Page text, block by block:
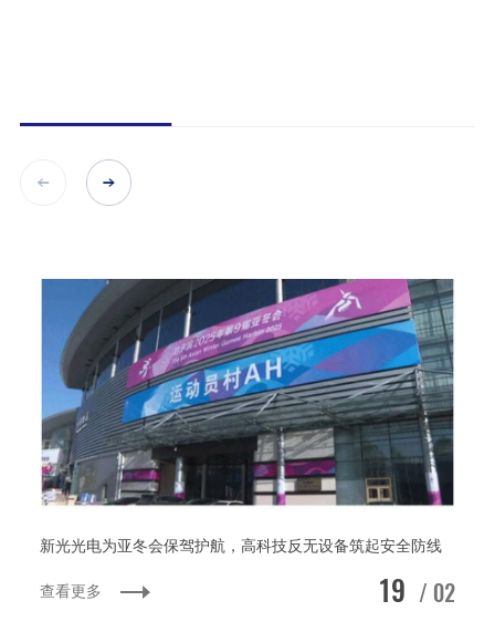
新光光电为亚冬会保驾护航，高科技反无设备筑起安全防线
查看更多 19 / 02